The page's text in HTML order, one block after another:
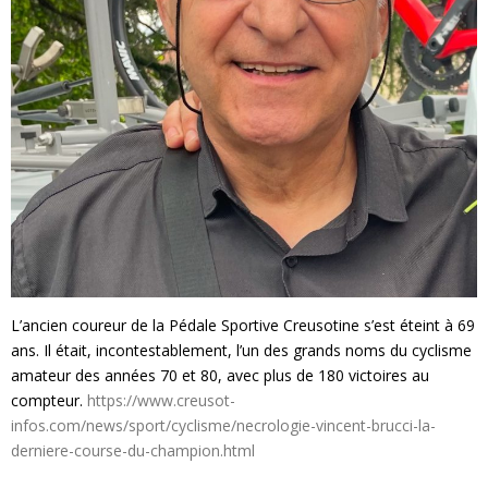
L’ancien coureur de la Pédale Sportive Creusotine s’est éteint à 69
ans. Il était, incontestablement, l’un des grands noms du cyclisme
amateur des années 70 et 80, avec plus de 180 victoires au
compteur. https://www.creusot-
infos.com/news/sport/cyclisme/necrologie-vincent-brucci-la-
derniere-course-du-champion.html